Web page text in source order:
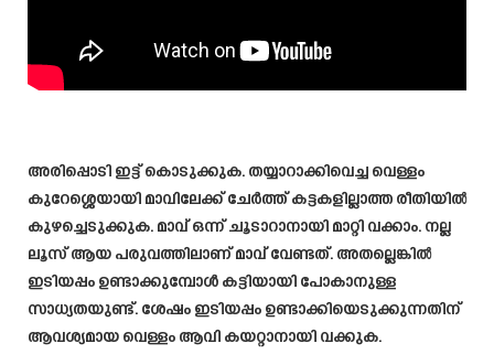
അരിപ്പൊടി ഇട്ട് കൊടുക്കുക. തയ്യാറാക്കിവെച്ച വെള്ളം
കുറേശ്ശെയായി മാവിലേക്ക് ചേർത്ത് കട്ടകളില്ലാത്ത രീതിയിൽ
കുഴച്ചെടുക്കുക. മാവ് ഒന്ന് ചൂടാറാനായി മാറ്റി വക്കാം. നല്ല
ലൂസ് ആയ പരുവത്തിലാണ് മാവ് വേണ്ടത്. അതല്ലെങ്കിൽ
ഇടിയപ്പം ഉണ്ടാക്കുമ്പോൾ കട്ടിയായി പോകാനുള്ള
സാധ്യതയുണ്ട്. ശേഷം ഇടിയപ്പം ഉണ്ടാക്കിയെടുക്കുന്നതിന്
ആവശ്യമായ വെള്ളം ആവി കയറ്റാനായി വക്കുക.